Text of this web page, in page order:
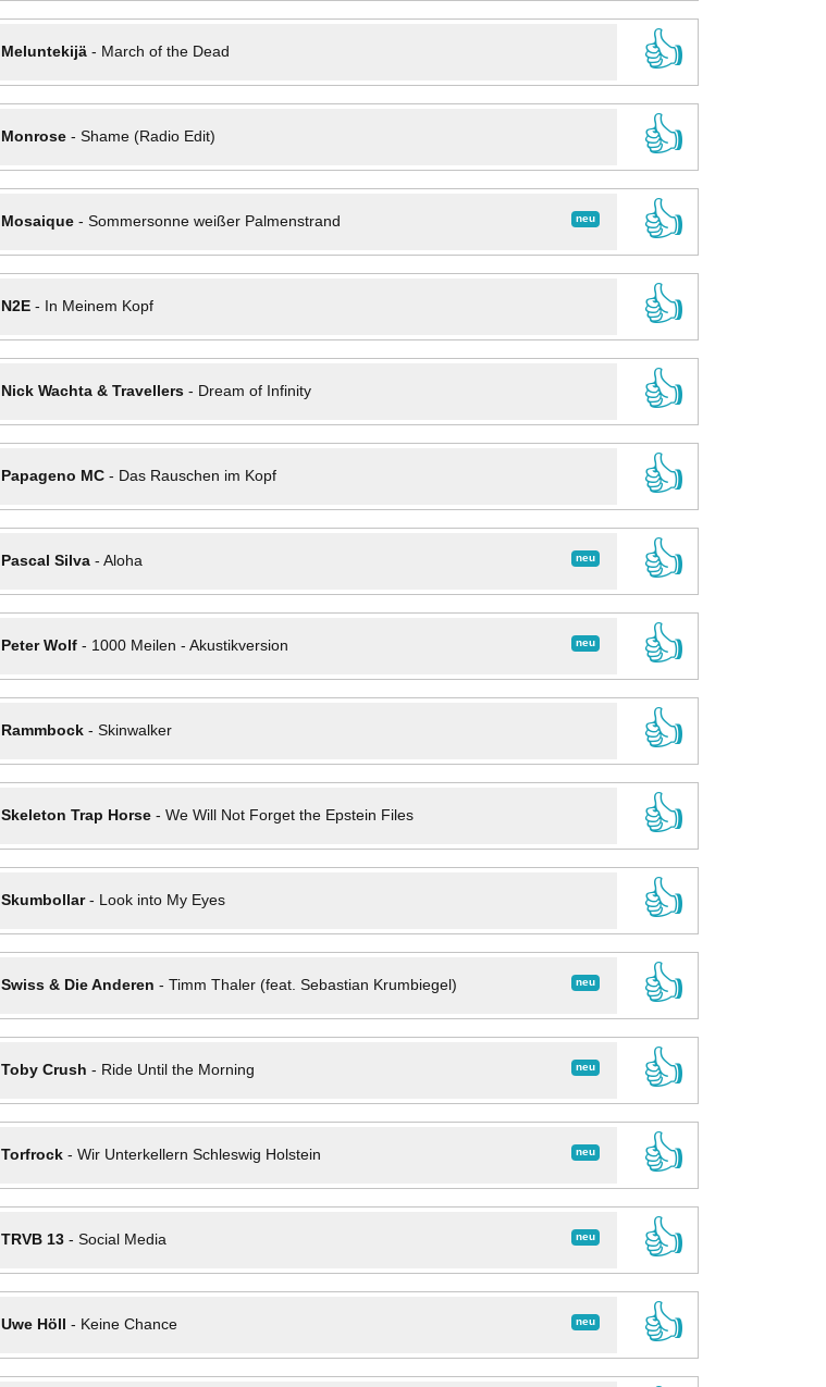
Meluntekijä- March of the Dead
👍
Monrose- Shame (Radio Edit)
👍
neu
Mosaique- Sommersonne weißer Palmenstrand
👍
N2E- In Meinem Kopf
👍
Nick Wachta & Travellers- Dream of Infinity
👍
Papageno MC- Das Rauschen im Kopf
👍
neu
Pascal Silva- Aloha
👍
neu
Peter Wolf- 1000 Meilen - Akustikversion
👍
Rammbock- Skinwalker
👍
Skeleton Trap Horse- We Will Not Forget the Epstein Files
👍
Skumbollar- Look into My Eyes
👍
neu
Swiss & Die Anderen - Timm Thaler (feat. Sebastian Krumbiegel)
👍
neu
Toby Crush - Ride Until the Morning
👍
neu
Torfrock- Wir Unterkellern Schleswig Holstein
👍
neu
TRVB 13- Social Media
👍
neu
Uwe Höll - Keine Chance
👍